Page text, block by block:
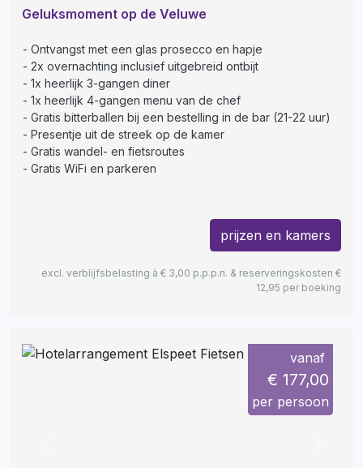
Geluksmoment op de Veluwe
Ontvangst met een glas prosecco en hapje
2x overnachting inclusief uitgebreid ontbijt
1x heerlijk 3-gangen diner
1x heerlijk 4-gangen menu van de chef
Gratis bitterballen bij een bestelling in de bar (21-22 uur)
Presentje uit de streek op de kamer
Gratis wandel- en fietsroutes
Gratis WiFi en parkeren
prijzen en kamers
excl. verblijfsbelasting à € 3,00 p.p.p.n. & reserveringskosten €
12,95 per boeking
vanaf
€ 177,00
per persoon